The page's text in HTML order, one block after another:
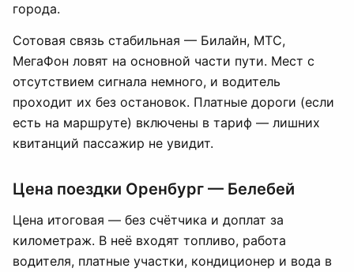
города.
Сотовая связь стабильная — Билайн, МТС,
МегаФон ловят на основной части пути. Мест с
отсутствием сигнала немного, и водитель
проходит их без остановок. Платные дороги (если
есть на маршруте) включены в тариф — лишних
квитанций пассажир не увидит.
Цена поездки Оренбург — Белебей
Цена итоговая — без счётчика и доплат за
километраж. В неё входят топливо, работа
водителя, платные участки, кондиционер и вода в